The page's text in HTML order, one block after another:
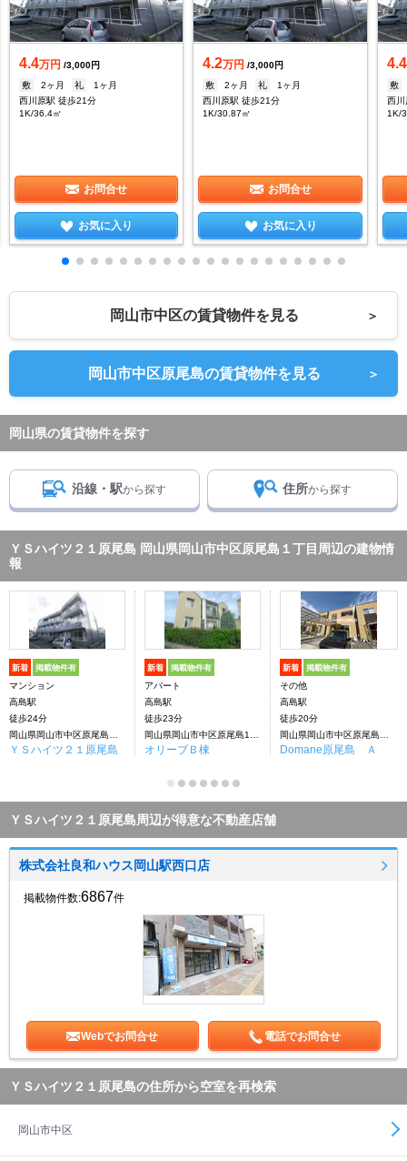
4.4万円 /3,000円
敷
2ヶ月 礼
1ヶ月
西川原駅 徒歩21分
1K/36.4㎡
お問合せ
お気に入り
4.2万円 /3,000円
敷
2ヶ月 礼
1ヶ月
西川原駅 徒歩21分
1K/30.87㎡
お問合せ
お気に入り
4.4
敷
西
1K/
岡山市中区の賃貸物件を見る ＞
岡山市中区原尾島の賃貸物件を見る ＞
岡山県の賃貸物件を探す
沿線・駅から探す 住所から探す
ＹＳハイツ２１原尾島 岡山県岡山市中区原尾島１丁目周辺の建物情
報
新着 掲載物件有
マンション
高島駅
徒歩24分
ＹＳハイツ２１原尾島
新着 掲載物件有
アパート
高島駅
徒歩23分
オリーブＢ棟
新着 掲載物件有
その他
高島駅
徒歩20分
Domane原尾島 Ａ
ＹＳハイツ２１原尾島周辺が得意な不動産店舗
株式会社良和ハウス岡山駅西口店
掲載物件数:6867件
Webでお問合せ 電話でお問合せ
ＹＳハイツ２１原尾島の住所から空室を再検索
岡山市中区